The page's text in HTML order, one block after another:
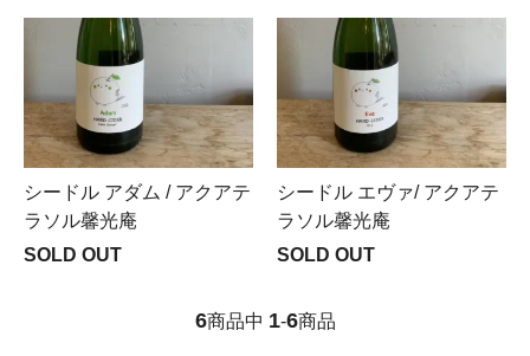
シードル アダム / アクアテ
ラソル馨光庵
SOLD OUT
シードル エヴァ/ アクアテ
ラソル馨光庵
SOLD OUT
6商品中 1-6商品